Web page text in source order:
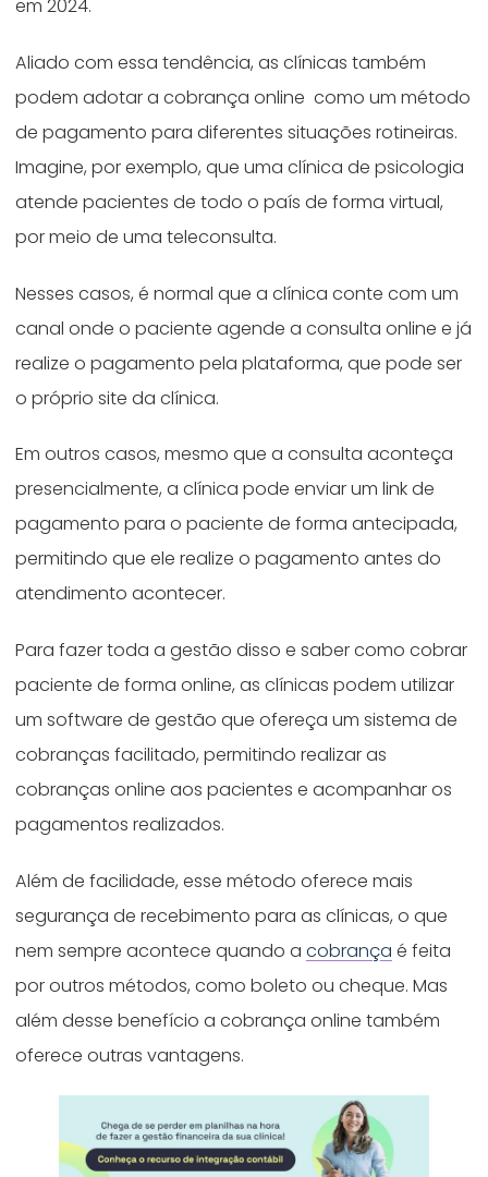
em 2024.
Aliado com essa tendência, as clínicas também
podem adotar a cobrança online como um método
de pagamento para diferentes situações rotineiras.
Imagine, por exemplo, que uma clínica de psicologia
atende pacientes de todo o país de forma virtual,
por meio de uma teleconsulta.
Nesses casos, é normal que a clínica conte com um
canal onde o paciente agende a consulta online e já
realize o pagamento pela plataforma, que pode ser
o próprio site da clínica.
Em outros casos, mesmo que a consulta aconteça
presencialmente, a clínica pode enviar um link de
pagamento para o paciente de forma antecipada,
permitindo que ele realize o pagamento antes do
atendimento acontecer.
Para fazer toda a gestão disso e saber como cobrar
paciente de forma online, as clínicas podem utilizar
um software de gestão que ofereça um sistema de
cobranças facilitado, permitindo realizar as
cobranças online aos pacientes e acompanhar os
pagamentos realizados.
Além de facilidade, esse método oferece mais
segurança de recebimento para as clínicas, o que
nem sempre acontece quando acobrança é feita
por outros métodos, como boleto ou cheque. Mas
além desse benefício a cobrança online também
oferece outras vantagens.